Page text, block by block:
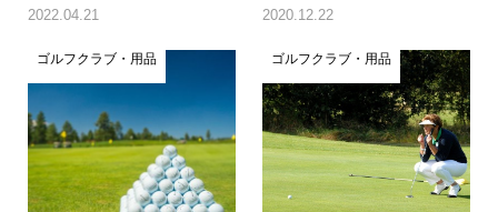
2022.04.21 2020.12.22
ゴルフクラブ・用品 ゴルフクラブ・用品